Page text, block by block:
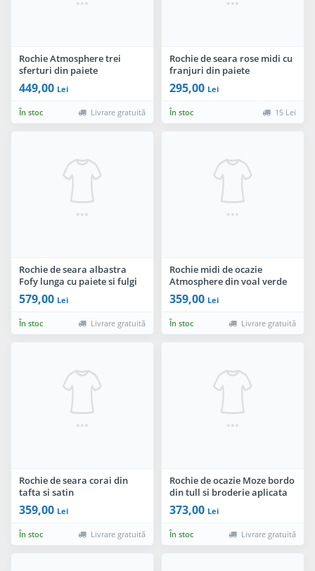
Rochie Atmosphere trei
sferturi din paiete
449,00 Lei
În stoc Livrare gratuită
Rochie de seara rose midi cu
franjuri din paiete
295,00 Lei
În stoc 15 Lei
Rochie de seara albastra
Fofy lunga cu paiete si fulgi
579,00 Lei
În stoc Livrare gratuită
Rochie midi de ocazie
Atmosphere din voal verde
cu dantela in zona bustului
359,00 Lei
În stoc Livrare gratuită
Rochie de seara corai din
tafta si satin
359,00 Lei
În stoc Livrare gratuită
Rochie de ocazie Moze bordo
din tull si broderie aplicata
manual
373,00 Lei
În stoc Livrare gratuită